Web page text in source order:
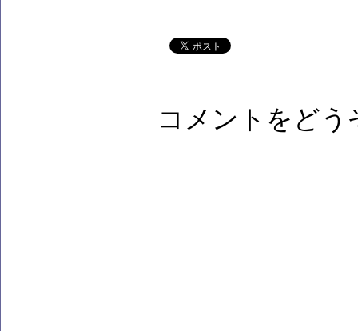
コメントをどう